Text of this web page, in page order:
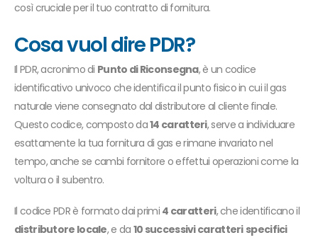
così cruciale per il tuo contratto di fornitura.
Cosa vuol dire PDR?
Il PDR, acronimo di Punto di Riconsegna, è un codice
identificativo univoco che identifica il punto fisico in cui il gas
naturale viene consegnato dal distributore al cliente finale.
Questo codice, composto da14 caratteri, serve a individuare
esattamente la tua fornitura di gas e rimane invariato nel
tempo, anche se cambi fornitore o effettui operazioni come la
voltura o il subentro.
Il codice PDR è formato dai primi 4 caratteri, che identificano il
distributore locale, e da 10 successivi caratteri specifici